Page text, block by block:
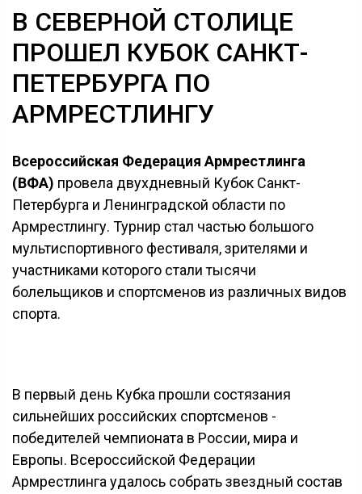
В СЕВЕРНОЙ СТОЛИЦЕ
ПРОШЕЛ КУБОК САНКТ-
ПЕТЕРБУРГА ПО
АРМРЕСТЛИНГУ
Всероссийская Федерация Армрестлинга
(ВФА) провела двухдневный Кубок Санкт-
Петербурга и Ленинградской области по
Армрестлингу. Турнир стал частью большого
мультиспортивного фестиваля, зрителями и
участниками которого стали тысячи
болельщиков и спортсменов из различных видов
спорта.
В первый день Кубка прошли состязания
сильнейших российских спортсменов -
победителей чемпионата в России, мира и
Европы. Всероссийской Федерации
Армрестлинга удалось собрать звездный состав